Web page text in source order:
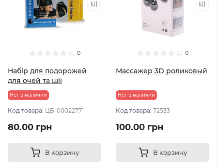
0
Набір для подорожей
для очей та шії
Нет в наличии
Код товара: ЦБ-00022771
80.00 грн
В корзину
0
Массажер 3D роликовый
Нет в наличии
Код товара: 72533
100.00 грн
В корзину